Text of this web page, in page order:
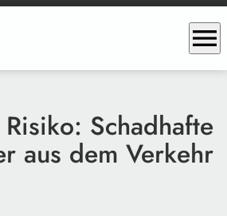
menu
Schadhafte
aus dem Verkehr